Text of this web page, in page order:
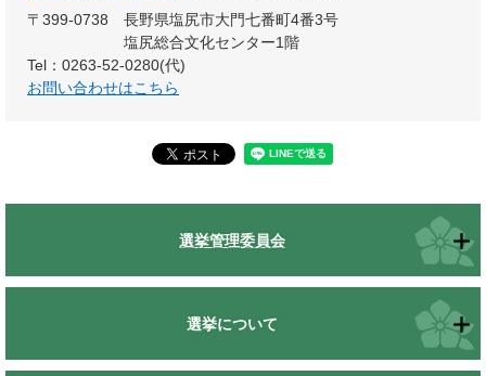
〒399-0738
長野県塩尻市大門七番町4番3号
塩尻総合文化センター1階
Tel：0263-52-0280(代)
お問い合わせはこちら
選挙管理委員会
選挙について